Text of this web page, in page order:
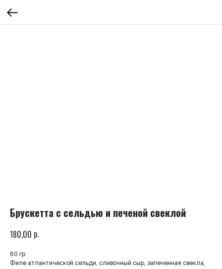
Брускетта с сельдью и печеной свеклой
180,00 р.
60 гр
Филе атлантической сельди, сливочный сыр, запеченная свекла,